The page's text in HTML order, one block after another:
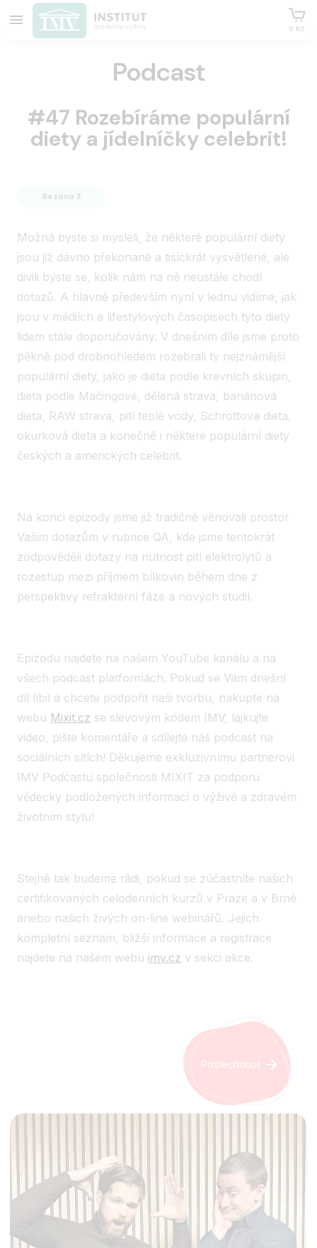
0 Kč
Podcast
#47 Rozebíráme populární
diety a jídelníčky celebrit!
Sezóna 2
Možná byste si mysleli, že některé populární diety
jsou již dávno překonané a tisíckrát vysvětlené, ale
divili byste se, kolik nám na ně neustále chodí
dotazů. A hlavně především nyní v lednu vidíme, jak
jsou v médiích a lifestylových časopisech tyto diety
lidem stále doporučovány. V dnešním díle jsme proto
pěkně pod drobnohledem rozebrali ty nejznámější
populární diety, jako je dieta podle krevních skupin,
dieta podle Mačingové, dělená strava, banánová
dieta, RAW strava, pití teplé vody, Schrottova dieta,
okurková dieta a konečně i některé populární diety
českých a amerických celebrit.
Na konci epizody jsme již tradičně věnovali prostor
Vašim dotazům v rubrice QA, kde jsme tentokrát
zodpověděli dotazy na nutnost pití elektrolytů a
rozestup mezi příjmem bílkovin během dne z
perspektivy refrakterní fáze a nových studií.
Epizodu najdete na našem YouTube kanálu a na
všech podcast platformách. Pokud se Vám dnešní
díl líbil a chcete podpořit naši tvorbu, nakupte na
webu Mixit.cz se slevovým kódem IMV, lajkujte
video, pište komentáře a sdílejte náš podcast na
sociálních sítích! Děkujeme exkluzivnímu partnerovi
IMV Podcastu společnosti MIXIT za podporu
vědecky podložených informací o výživě a zdravém
životním stylu!
Stejně tak budeme rádi, pokud se zúčastníte našich
certifikovaných celodenních kurzů v Praze a v Brně
anebo našich živých on-line webinářů. Jejich
kompletní seznam, bližší informace a registrace
najdete na našem webu imv.cz v sekci akce.
Poslechnout